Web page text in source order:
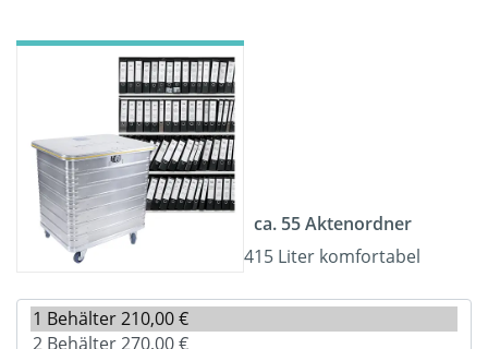
ca. 55 Aktenordner
415 Liter komfortabel